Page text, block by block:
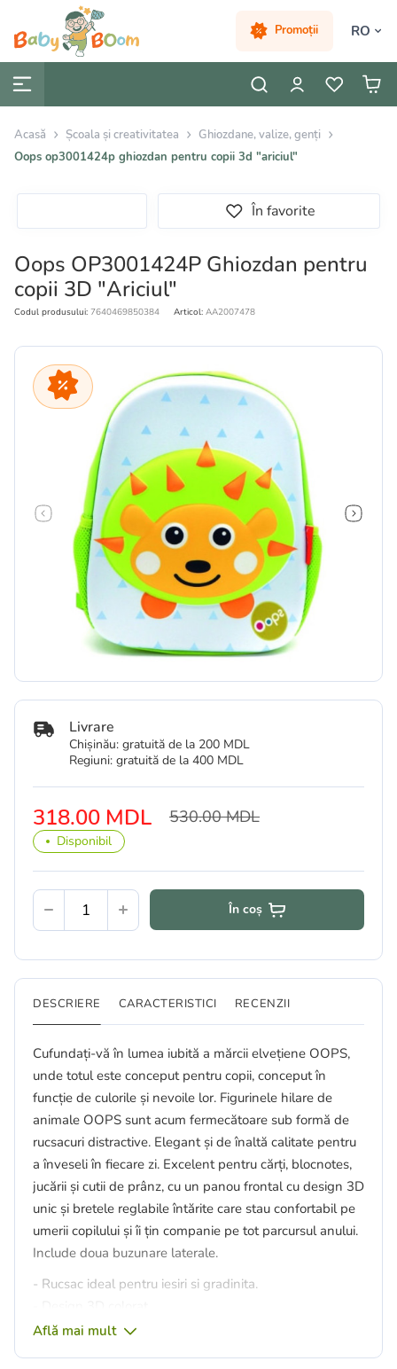
Promoții RO
Acasă Școala și creativitatea
Ghiozdane, valize, genți
Oops op3001424p ghiozdan pentru copii 3d "ariciul"
În favorite
Oops OP3001424P Ghiozdan pentru
copii 3D "Ariciul"
Codul produsului: 7640469850384 Articol: AA2007478
318.00 MDL 530.00 MDL
Disponibil
Livrare
Chișinău: gratuită de la 200 MDL
Regiuni: gratuită de la 400 MDL
În coș
DESCRIERE CARACTERISTICI RECENZII
Cufundați-vă în lumea iubită a mărcii elvețiene OOPS,
unde totul este conceput pentru copii, conceput în
funcție de culorile și nevoile lor. Figurinele hilare de
animale OOPS sunt acum fermecătoare sub formă de
rucsacuri distractive. Elegant și de înaltă calitate pentru
a înveseli în fiecare zi. Excelent pentru cărți, blocnotes,
jucării și cutii de prânz, cu un panou frontal cu design 3D
unic și bretele reglabile întărite care stau confortabil pe
umerii copilului și îi țin companie pe tot parcursul anului.
Include doua buzunare laterale.
- Rucsac ideal pentru iesiri si gradinita.
- Suficient de durabil pentru a rezista utilizării zilnice.
Află mai mult